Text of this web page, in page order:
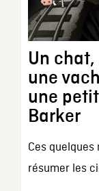
Un
une
une
Barker
Ces
résumer les